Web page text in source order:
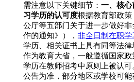
需注意以下关键细节： 一、核心
习学历的认可度根据教育部政策
公厅等五部门关于进一步做好
作的通知》）， 非全日制在职学
学历、相关证书上具有同等法
作为教育大省，一般遵循国家
学历在教师招考中原则上被认
公告为准，部分地区或学校可